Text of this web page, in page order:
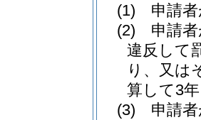
(1)
申請
(2)
申請
違反して
り、又は
算して3
(3)
申請